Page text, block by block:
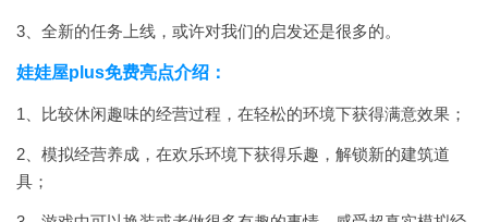
3、全新的任务上线，或许对我们的启发还是很多的。
娃娃屋plus免费亮点介绍：
1、比较休闲趣味的经营过程，在轻松的环境下获得满意效果；
2、模拟经营养成，在欢乐环境下获得乐趣，解锁新的建筑道
具；